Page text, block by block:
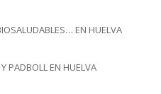
EN HUELVA
PADBOLL EN HUELVA